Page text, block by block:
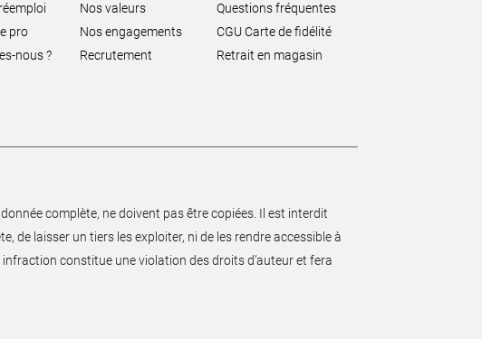
pro
nous ?
Nos valeurs
Nos engagements
Recrutement
Questions fréquentes
CGU Carte de fidélité
Retrait en magasin
complète, ne doivent pas être copiées. Il est interdit
de laisser un tiers les exploiter, ni de les rendre accessible à
constitue une violation des droits d’auteur et fera